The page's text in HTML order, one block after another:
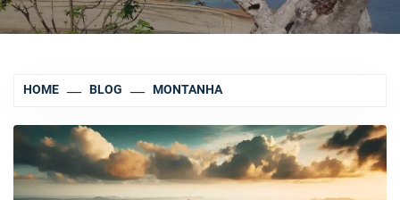
HOME BLOG MONTANHA